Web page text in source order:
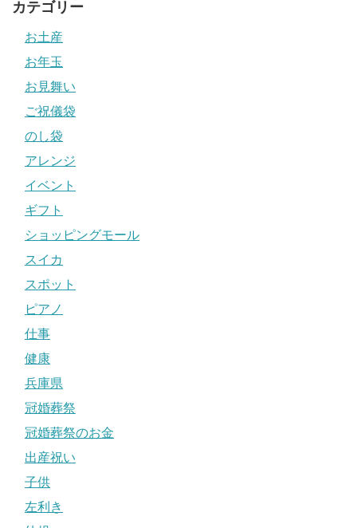
カテゴリー
お土産
お年玉
お見舞い
ご祝儀袋
のし袋
アレンジ
イベント
ギフト
ショッピングモール
スイカ
スポット
ピアノ
仕事
健康
兵庫県
冠婚葬祭
冠婚葬祭のお金
出産祝い
子供
左利き